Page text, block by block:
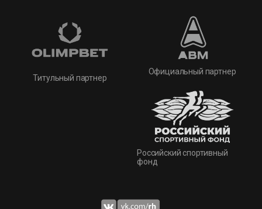
Титульный партнер
Официальный партнер
Российский спортивный
фонд